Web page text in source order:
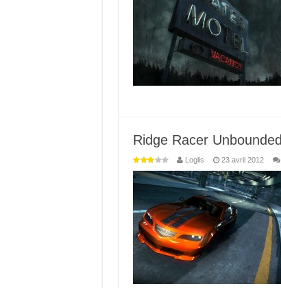
Ridge Racer Unbounded
Loglis 23 avril 2012